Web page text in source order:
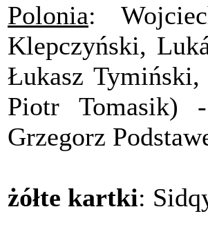
Polonia:
Klepczyński,
Łukasz
Piotr Tomasik)
Grzegorz
żółte kartki: